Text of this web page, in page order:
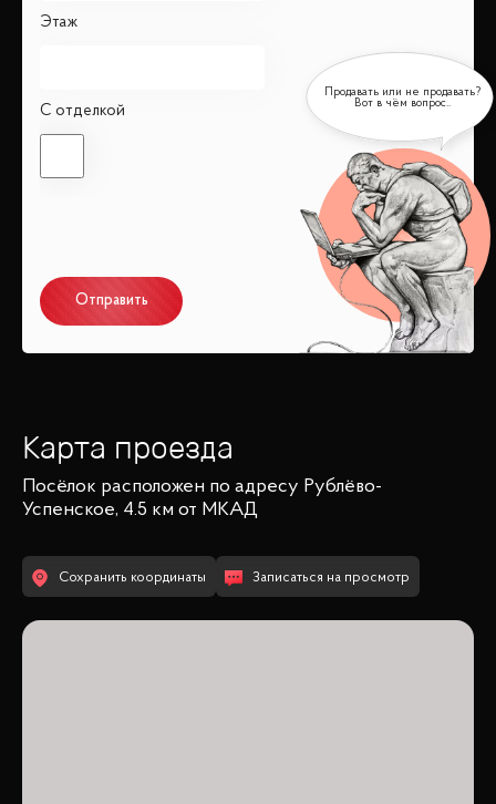
Этаж
С отделкой
Отправить
Карта проезда
Посёлок расположен по адресу Рублёво-
Успенское, 4.5 км от МКАД
Сохранить координаты Записаться на просмотр